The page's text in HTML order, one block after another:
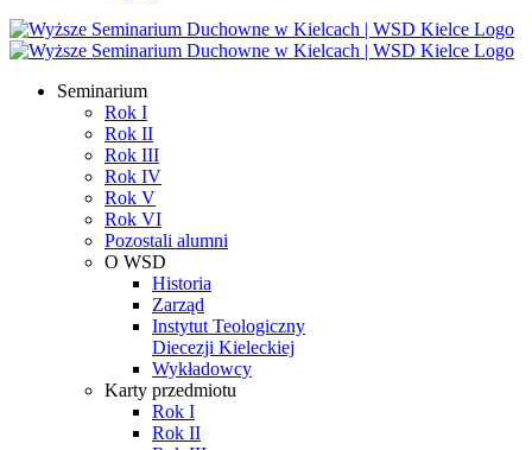
Facebook
YouTube
YouTube
Seminarium
Rok I
Rok II
Rok III
Rok IV
Rok V
Rok VI
Pozostali alumni
O WSD
Historia
Zarząd
Instytut Teologiczny
Diecezji Kieleckiej
Wykładowcy
Karty przedmiotu
Rok I
Rok II